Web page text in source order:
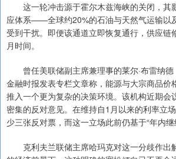
这一轮冲击源于霍尔木兹海峡的关闭，其
应体系——全球约20%的石油与天然气运输以
受到干扰。即便该通道立即恢复通行，供应链
月时间。
曾任美联储副主席兼理事的莱尔·布雷纳德
金融时报发表专栏文章称，能源与大宗商品价
推入一个更为复杂的决策环境。该机构近期会
密集的反对意见。在维持自1月以来的利率立
少三张反对票，而这一立场此前仍基于“年内继
克利夫兰联储主席哈玛克对这一分歧作出